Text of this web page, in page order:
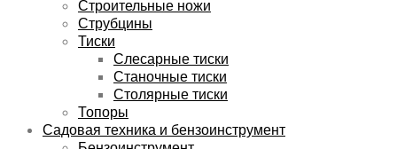
Строительные ножи
Струбцины
Тиски
Слесарные тиски
Станочные тиски
Столярные тиски
Топоры
Садовая техника и бензоинструмент